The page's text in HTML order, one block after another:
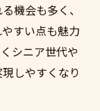
機会も多く、
すい点も魅力
シニア世代や
しやすくなり